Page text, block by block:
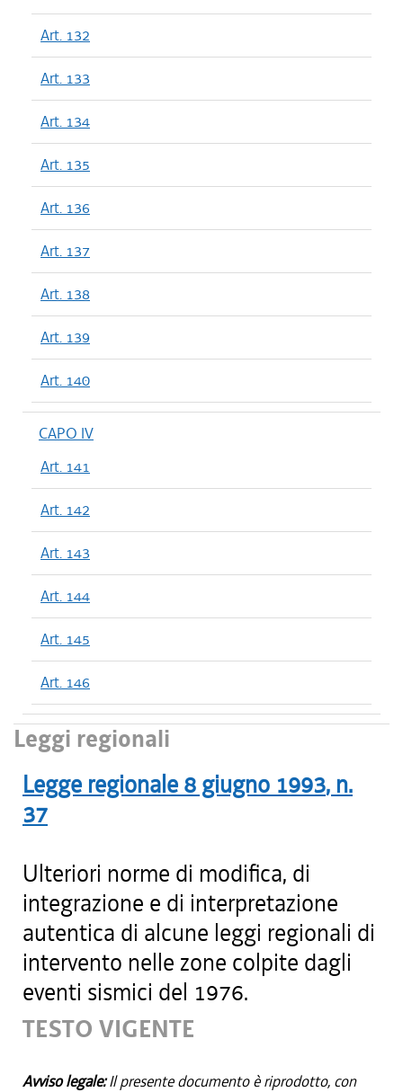
Art. 132
Art. 133
Art. 134
Art. 135
Art. 136
Art. 137
Art. 138
Art. 139
Art. 140
CAPO IV
Art. 141
Art. 142
Art. 143
Art. 144
Art. 145
Art. 146
Leggi regionali
Legge regionale 8 giugno 1993, n.
37
Ulteriori norme di modifica, di
integrazione e di interpretazione
autentica di alcune leggi regionali di
intervento nelle zone colpite dagli
eventi sismici del 1976.
TESTO VIGENTE
Avviso legale:Il presente documento è riprodotto, con